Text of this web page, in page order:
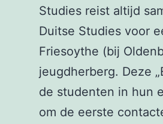
Studies reist altijd
Duitse Studies voor
Friesoythe (bij
jeugdherberg. Deze
de studenten in hun
om de eerste